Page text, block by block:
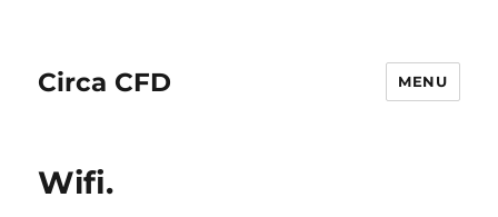
Circa CFD MENU
Wifi.